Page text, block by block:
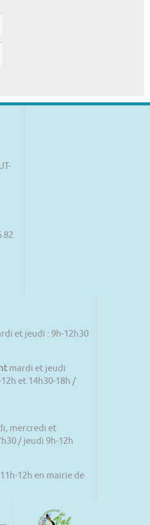
82
et jeudi : 9h-12h30
mardi et jeudi
et 14h30-18h /
mercredi et
/ jeudi 9h-12h
12h en mairie de